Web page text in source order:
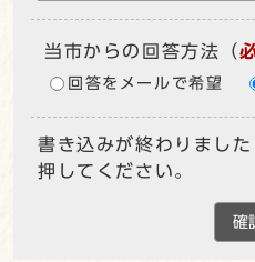
当市からの回答方法 （
回答をメールで希望
書き込みが終わりまし
押してください。
確